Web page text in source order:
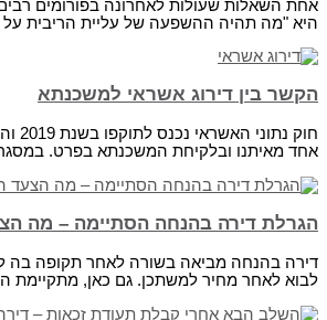
אחת השאלות שעולות לאחרונה בפורומים
היא "מה תהיה ההשפעה של עליית הריבית על
הקשר בין דירוג אשראי למשכנתא
חוק
אחד מאיתנו ובלקיחת המשכנתא בפרט.
הגרלת דירה בהנחה הסתיימה – מה
דירה בהנחה מביאה בשורה לאחר תקופה בה
לבוא לאחר מחיר למשתכן. גם כאן, מתקיימת